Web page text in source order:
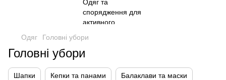
Одяг Головні убори
Головні убори
Шапки Кепки та панами Балаклави та маски